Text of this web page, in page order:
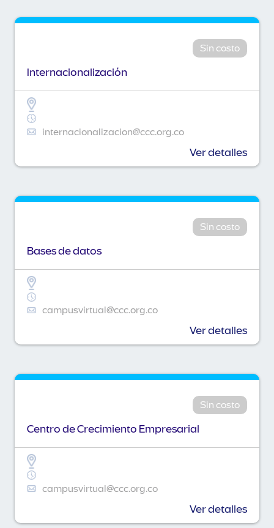
Sin costo
Internacionalización
internacionalizacion@ccc.org.co
Ver detalles
Sin costo
Bases de datos
campusvirtual@ccc.org.co
Ver detalles
Sin costo
Centro de Crecimiento Empresarial
campusvirtual@ccc.org.co
Ver detalles